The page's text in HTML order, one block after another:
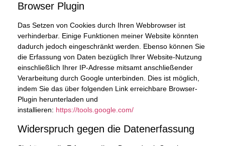
Browser Plugin
Das Setzen von Cookies durch Ihren Webbrowser ist
verhinderbar. Einige Funktionen meiner Website könnten
dadurch jedoch eingeschränkt werden. Ebenso können Sie
die Erfassung von Daten bezüglich Ihrer Website-Nutzung
einschließlich Ihrer IP-Adresse mitsamt anschließender
Verarbeitung durch Google unterbinden. Dies ist möglich,
indem Sie das über folgenden Link erreichbare Browser-
Plugin herunterladen und
installieren: https://tools.google.com/
Widerspruch gegen die Datenerfassung